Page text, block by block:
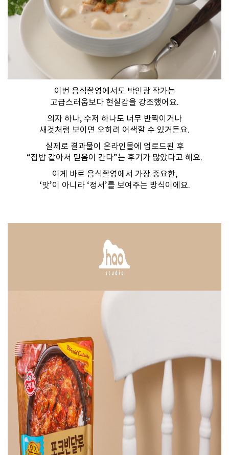
이번 음식촬영에서도 박인광 작가는
고급스러움보다 현실감을 강조했어요.
​의자 하나, 수저 하나도 너무 반짝이거나
새것처럼 보이면 오히려 어색할 수 있거든요.
​실제로 결과물이 온라인몰에 업로드된 후
“집밥 같아서 믿음이 간다”는 후기가 많았다고 해요.
이게 바로 음식촬영에서 가장 중요한,
‘맛’이 아니라 ‘정서’를 보여주는 방식이에요.